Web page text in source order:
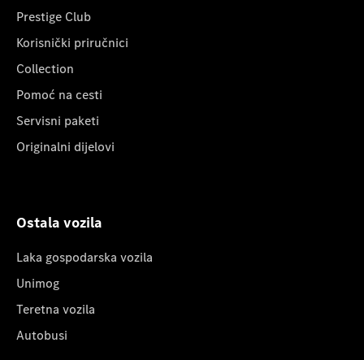
Prestige Club
Korisnički priručnici
Collection
Pomoć na cesti
Servisni paketi
Originalni dijelovi
Ostala vozila
Laka gospodarska vozila
Unimog
Teretna vozila
Autobusi